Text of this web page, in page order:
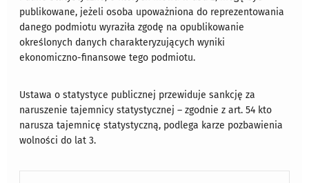
publikowane, jeżeli osoba upoważniona do reprezentowania
danego podmiotu wyraziła zgodę na opublikowanie
określonych danych charakteryzujących wyniki
ekonomiczno-finansowe tego podmiotu.
Ustawa o statystyce publicznej przewiduje sankcję za
naruszenie tajemnicy statystycznej – zgodnie z art. 54 kto
narusza tajemnicę statystyczną, podlega karze pozbawienia
wolności do lat 3.